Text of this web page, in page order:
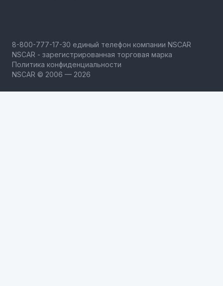
NSCAR - зарегистрированная торговая марка
Политика конфиденциальности
NSCAR © 2006 — 2026